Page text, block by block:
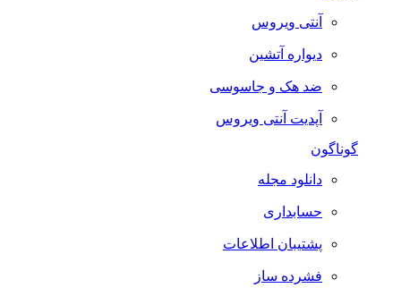
آنتی ویروس
دیواره آتشین
ضد هک و جاسوسی
آپدیت آنتی ویروس
گوناگون
دانلود مجله
حسابداری
پشتیبان اطلاعات
فشرده ساز